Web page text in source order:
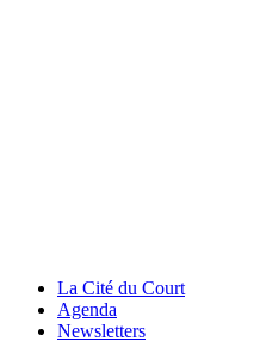
La Cité du Court
Agenda
Newsletters